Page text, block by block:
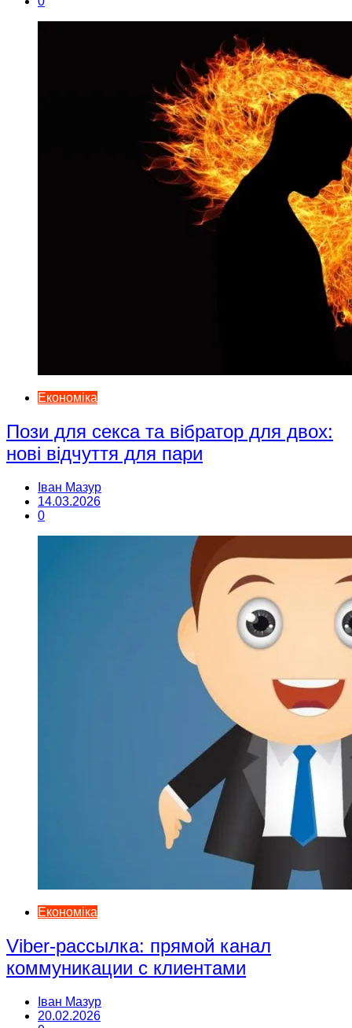
Економіка
Пози для секса та вібратор для двох:
нові відчуття для пари
Іван Мазур
14.03.2026
0
Економіка
Viber-рассылка: прямой канал
коммуникации с клиентами
Іван Мазур
20.02.2026